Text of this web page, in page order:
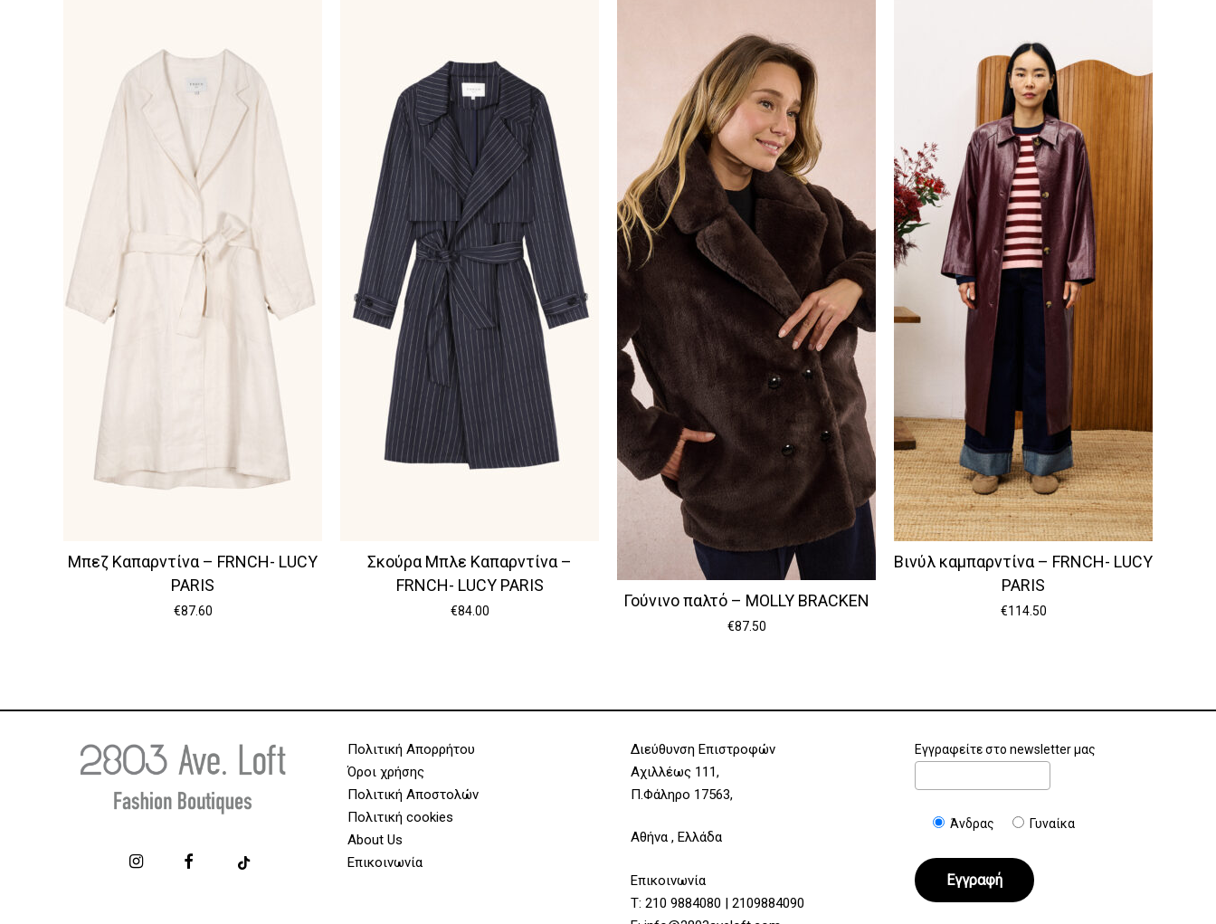
Μπεζ Καπαρντίνα – FRNCH- LUCY
PARIS
€87.60
Σκούρα Μπλε Καπαρντίνα –
FRNCH- LUCY PARIS
€84.00
Γούνινο παλτό – MOLLY BRACKEN
€87.50
Βινύλ καμπαρντίνα – FRNCH- LUCY
PARIS
€114.50
Πολιτική Απορρήτου
Όροι χρήσης
Πολιτική Αποστολών
Πολιτική cookies
About Us
Επικοινωνία
Διεύθυνση Επιστροφών
Αχιλλέως 111,
Π.Φάληρο 17563,
Αθήνα , Ελλάδα
Επικοινωνία
Τ: 210 9884080 | 2109884090
Εγγραφείτε στο newsletter μας
Άνδρας Γυναίκα